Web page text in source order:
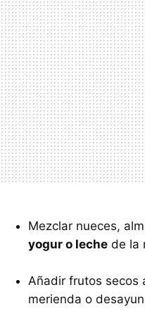
Mezclar nueces,
yogur o leche de la
Añadir frutos secos
merienda o